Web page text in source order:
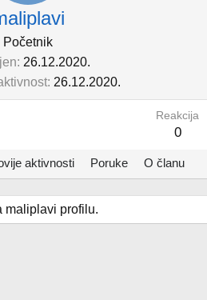
Početnik
26.12.2020.
26.12.2020.
Reakcija
0
aktivnosti Poruke O članu
maliplavi profilu.